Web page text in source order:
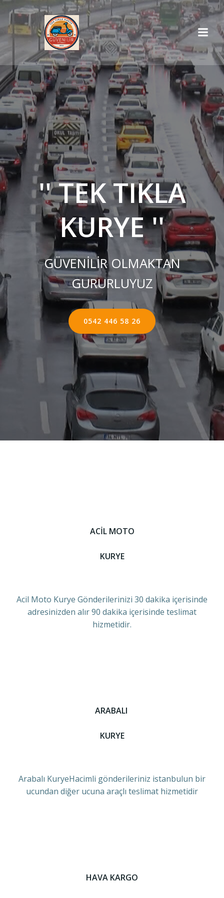
İçeriğe
geç
'' TEK TIKLA
KURYE ''
GÜVENİLİR OLMAKTAN
GURURLUYUZ
0542 446 58 26
ACİL MOTO
KURYE
Acil Moto Kurye Gönderilerinizi 30 dakika içerisinde
adresinizden alır 90 dakika içerisinde teslimat
hizmetidir.
ARABALI
KURYE
Arabalı KuryeHacimli gönderileriniz istanbulun bir
ucundan diğer ucuna araçlı teslimat hizmetidir
HAVA KARGO